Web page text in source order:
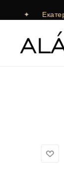
Екатеринбург!